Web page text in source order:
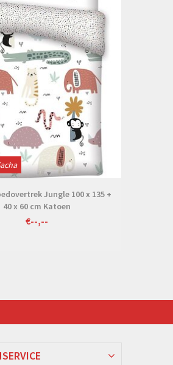
Jungle 100 x 135 +
40 x 60 cm Katoen
€--,--